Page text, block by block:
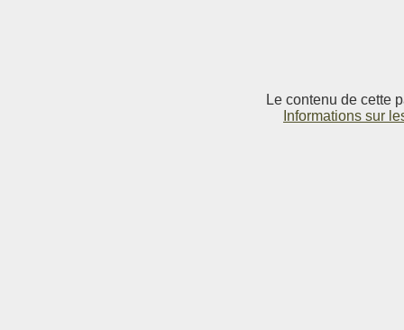
Le contenu de cette
Informations sur